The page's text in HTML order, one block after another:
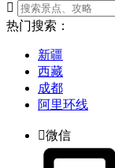

热门搜索：
新疆
西藏
成都
阿里环线
微信